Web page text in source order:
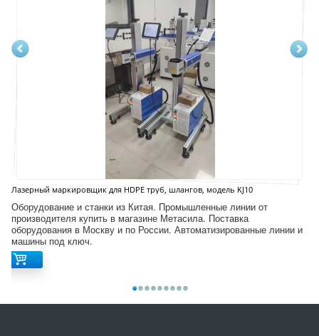
Лазерный маркировщик для HDPE труб, шлангов, модель KJ10
Оборудование и станки из Китая. Промышленные линии от
производителя купить в магазине Метасила. Поставка
оборудования в Москву и по России. Автоматизированные линии и
машины под ключ.